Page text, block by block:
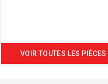
VOIR TOUTES LES PIÈCES